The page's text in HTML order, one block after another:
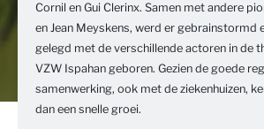
Cornil en Gui Clerinx. Samen met andere
en Jean Meyskens, werd er gebrainstormd
gelegd met de verschillende actoren in de
VZW Ispahan geboren. Gezien de goede
samenwerking, ook met de ziekenhuizen,
dan een snelle groei.